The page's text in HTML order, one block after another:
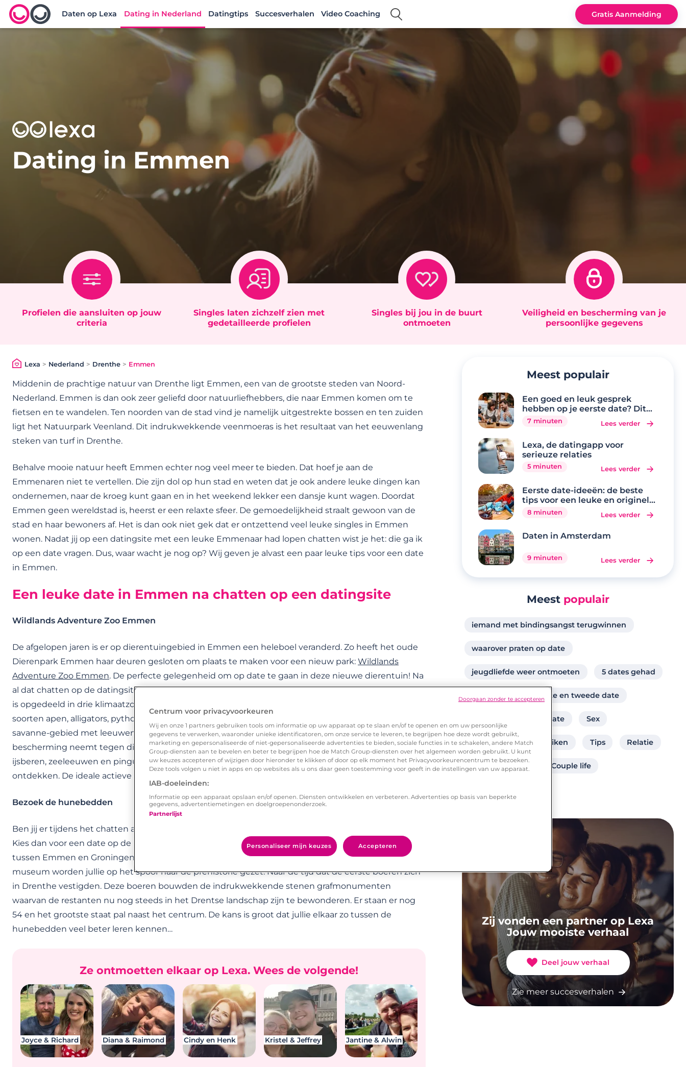
Lexa logo
Daten op Lexa Dating in Nederland Datingtips Succesverhalen Video Coaching Gratis Aanmelding
Dating in Emmen
Profielen die aansluiten op jouw
criteria
Singles laten zichzelf zien met
gedetailleerde profielen
Singles bij jou in de buurt
ontmoeten
Veiligheid en bescherming van je
persoonlijke gegevens
Lexa > Nederland > Drenthe > Emmen
Middenin de prachtige natuur van Drenthe ligt Emmen, een van de grootste steden van Noord-
Nederland. Emmen is dan ook zeer geliefd door natuurliefhebbers, die naar Emmen komen om te
fietsen en te wandelen. Ten noorden van de stad vind je namelijk uitgestrekte bossen en ten zuiden
ligt het Natuurpark Veenland. Dit indrukwekkende veenmoeras is het resultaat van het eeuwenlang
steken van turf in Drenthe.
Behalve mooie natuur heeft Emmen echter nog veel meer te bieden. Dat hoef je aan de
Emmenaren niet te vertellen. Die zijn dol op hun stad en weten dat je ook andere leuke dingen kan
ondernemen, naar de kroeg kunt gaan en in het weekend lekker een dansje kunt wagen. Doordat
Emmen geen wereldstad is, heerst er een relaxte sfeer. De gemoedelijkheid straalt gewoon van de
stad en haar bewoners af. Het is dan ook niet gek dat er ontzettend veel leuke singles in Emmen
wonen. Nadat jij op een datingsite met een leuke Emmenaar had lopen chatten wist je het: die ga ik
op een date vragen. Dus, waar wacht je nog op? Wij geven je alvast een paar leuke tips voor een date
in Emmen.
Een leuke date in Emmen na chatten op een datingsite
Wildlands Adventure Zoo Emmen
De afgelopen jaren is er op dierentuingebied in Emmen een heleboel veranderd. Zo heeft het oude
Dierenpark Emmen haar deuren gesloten om plaats te maken voor een nieuw park: Wildlands
Adventure Zoo Emmen. De perfecte gelegenheid om op date te gaan in deze nieuwe dierentuin! Na
al dat chatten op de datingsite zijn jullie namelijk wel klaar voor een beestachtig leuke date. Het park
is opgedeeld in drie klimaatzones. In Jungola, het jungle-gebied, komen jij en je crush verschillende
soorten apen, alligators, pythons en vlinders tegen. Daarna trekken jullie langs Serenga, een
savanne-gebied met leeuwen en nijlpaarden. Kun jij direct even testen of jouw date je wel in
bescherming neemt tegen die grote dieren… Het derde gebied, Nortica, is een poolgebied waar jullie
ijsberen, zeeleeuwen en pinguïns zullen tegenkomen. In Wildlands is genoeg te zien, doen en
ontdekken. De ideale actieve date dus!
Bezoek de hunebedden
Ben jij er tijdens het chatten achtergekomen dat jouw crush meer houdt van de ongerepte natuur?
Kies dan voor een date op de Drentse Hondsrug. Deze rug, die zeventig kilometer lang is, loopt
tussen Emmen en Groningen. Bezoek samen met jouw date hetHunebedcentrumin Borger. In dit
museum worden jullie op het spoor naar de prehistorie gezet. Naar de tijd dat de eerste boeren zich
in Drenthe vestigden. Deze boeren bouwden de indrukwekkende stenen grafmonumenten
waarvan de restanten nu nog steeds in het Drentse landschap zijn te bewonderen. Er staan er nog
54 en het grootste staat pal naast het centrum. De kans is groot dat jullie elkaar zo tussen de
hunebedden veel beter leren kennen…
Ze ontmoetten elkaar op Lexa. Wees de volgende!
Joyce & Richard Diana & Raimond Cindy en Henk Kristel & Jeffrey Jantine & Alwin
Meest populair
Een goed en leuk gesprek
hebben op je eerste date? Dit
zijn de 20 beste
gespreksonderwerpen
7 minuten Lees verder
Lexa, de datingapp voor
serieuze relaties
5 minuten Lees verder
Eerste date-ideeën: de beste
tips voor een leuke en originele
eerste date
8 minuten Lees verder
Daten in Amsterdam
9 minuten Lees verder
Meest populair
iemand met bindingsangst terugwinnen
waarover praten op date
jeugdliefde weer ontmoeten 5 dates gehad
hoe lang tussen eerste en tweede date
wat doen als eerste date Sex
Een datingsite gebruiken Tips Relatie
Uit elkaar gaan Couple life
Zij vonden een partner op Lexa
Jouw mooiste verhaal
Deel jouw verhaal
Zie meer succesverhalen
Centrum voor privacyvoorkeuren
Wij en onze 1 partners gebruiken tools om informatie op uw apparaat op te slaan en/of te openen en om uw persoonlijke
gegevens te verwerken, waaronder unieke identificatoren, om onze service te leveren, te begrijpen hoe deze wordt gebruikt,
marketing en gepersonaliseerde of niet-gepersonaliseerde advertenties te bieden, sociale functies in te schakelen, andere Match
Group-diensten aan te bevelen en beter te begrijpen hoe de Match Group-diensten over het algemeen worden gebruikt. U kunt
uw keuzes accepteren of wijzigen door hieronder te klikken of door op elk moment het Privacyvoorkeurencentrum te bezoeken.
Deze tools volgen u niet in apps en op websites als u ons daar geen toestemming voor geeft in de instellingen van uw apparaat.
IAB-doeleinden:
Informatie op een apparaat opslaan en/of openen. Diensten ontwikkelen en verbeteren. Advertenties op basis van beperkte
gegevens, advertentiemetingen en doelgroepenonderzoek.
Partnerlijst
Personaliseer mijn keuzes Accepteren
Doorgaan zonder te accepteren